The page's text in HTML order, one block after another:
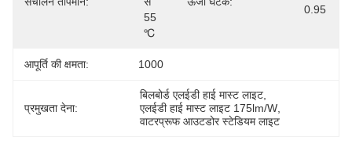
55
℃
0.95
आपूर्ति की क्षमता: 1000
प्रमुखता देना:
बिलबोर्ड एलईडी हाई मास्ट लाइट
एलईडी हाई मास्ट लाइट 175lm/W
वाटरप्रूफ आउटडोर स्टेडियम लाइट